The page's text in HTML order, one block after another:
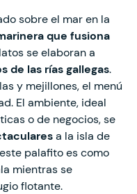
sobre el mar en la
que fusiona
se elaboran a
de las rías gallegas.
y mejillones, el menú
El ambiente, ideal
o de negocios, se
a la isla de
palafito es como
mientras se
flotante.